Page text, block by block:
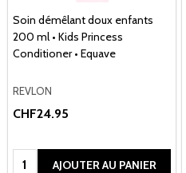
Soin démêlant doux enfants
200 ml • Kids Princess
Conditioner • Equave
REVLON
CHF24.95
Quantité:AJOUTER AU PANIER